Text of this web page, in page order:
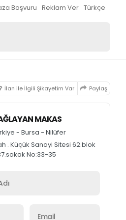
Türkçe
Reklam Ver
Başvuru
İlan ile İlgili Şikayetim Var Paylaş
MAKAS
- Bursa - Nilüfer
. Küçük Sanayi Sitesi 62.blok
No:33-35